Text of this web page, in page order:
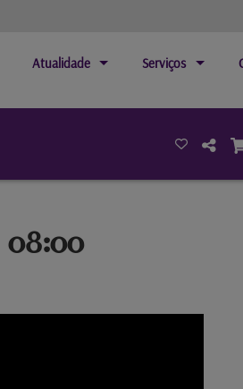
Atualidade Serviços